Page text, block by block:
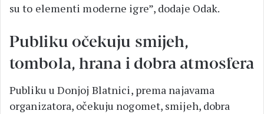
su to elementi moderne igre”, dodaje Odak.
Publiku očekuju smijeh,
tombola, hrana i dobra atmosfera
Publiku u Donjoj Blatnici, prema najavama
organizatora, očekuju nogomet, smijeh, dobra